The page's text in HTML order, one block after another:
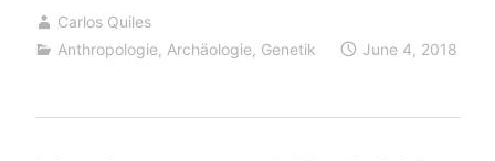
alten
Carlos Quiles
Anthropologie, Archäologie, Genetik June 4, 2018